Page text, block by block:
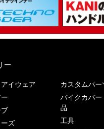
ー
イウェア
ズ
カスタムパー
バイクカバー
品
工具